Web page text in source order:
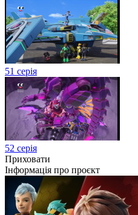
51 серія
52 серія
Приховати
Інформація про проєкт